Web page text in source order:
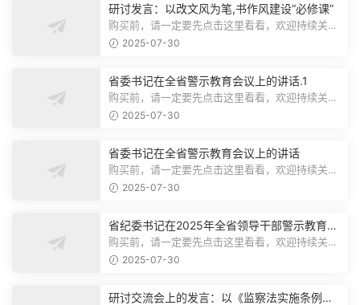
研讨发言：以改文风为笔,书作风建设“必修课”
购买前，请一定要先点击这里看看，欢迎持续关
注，精彩模板每天推送预览结束，本文...
2025-07-30
省委书记在全省警示教育会议上的讲话.1
购买前，请一定要先点击这里看看，欢迎持续关
注，精彩模板每天推送预览结束，本文...
2025-07-30
省委书记在全省警示教育会议上的讲话
购买前，请一定要先点击这里看看，欢迎持续关
注，精彩模板每天推送预览结束，本文...
2025-07-30
省纪委书记在2025年全省领导干部警示教育会
上的讲话.1
购买前，请一定要先点击这里看看，欢迎持续关
注，精彩模板每天推送预览结束，本文...
2025-07-30
研讨交流会上的发言：以《监察法实施条例》